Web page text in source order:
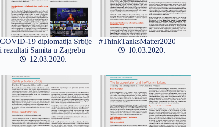
COVID-19 diplomatija Srbije
i rezultati Samita u Zagrebu
12.08.2020
#ThinkTanksMatter2020
10.03.2020